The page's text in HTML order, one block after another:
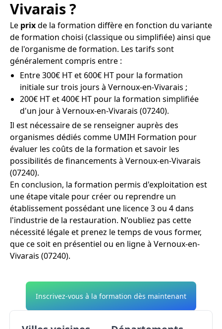
Vivarais ?
Le prixde la formation diffère en fonction du variante
de formation choisi (classique ou simplifiée) ainsi que
de l'organisme de formation. Les tarifs sont
généralement compris entre :
Entre 300€ HT et 600€ HT pour la formation
initiale sur trois jours à Vernoux-en-Vivarais ;
200€ HT et 400€ HT pour la formation simplifiée
d'un jour à Vernoux-en-Vivarais (07240).
Il est nécessaire de se renseigner auprès des
organismes dédiés comme UMIH Formation pour
évaluer les coûts de la formation et savoir les
possibilités de financements à Vernoux-en-Vivarais
(07240).
En conclusion, la formation permis d'exploitation est
une étape vitale pour créer ou reprendre un
établissement possédant une licence 3 ou 4 dans
l'industrie de la restauration. N'oubliez pas cette
nécessité légale et prenez le temps de vous former,
que ce soit en présentiel ou en ligne à Vernoux-en-
Vivarais (07240).
Inscrivez-vous à la formation dès maintenant